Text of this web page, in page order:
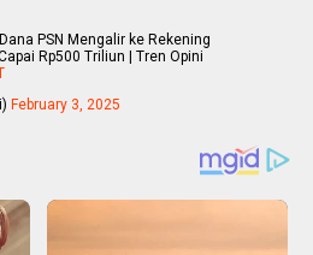
PSN Mengalir ke Rekening
Rp500 Triliun | Tren Opini
February 3, 2025